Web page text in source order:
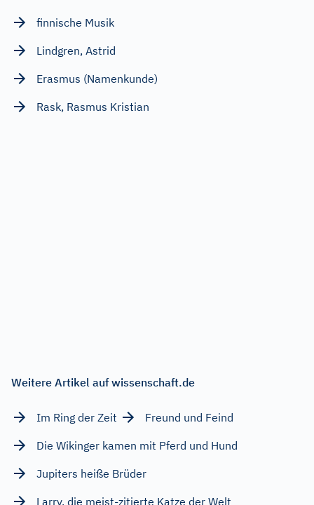
finnische Musik
Lindgren, Astrid
Erasmus (Namenkunde)
Rask, Rasmus Kristian
Weitere Artikel auf wissenschaft.de
Im Ring der Zeit
Freund und Feind
Die Wikinger kamen mit Pferd und Hund
Jupiters heiße Brüder
Larry, die meist-zitierte Katze der Welt